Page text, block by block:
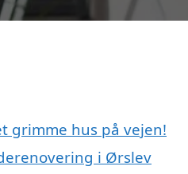
grimme hus på vejen!
i Ørslev